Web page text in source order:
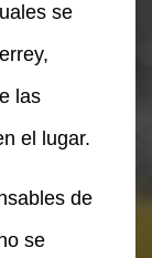
se
las
el lugar.
de
se